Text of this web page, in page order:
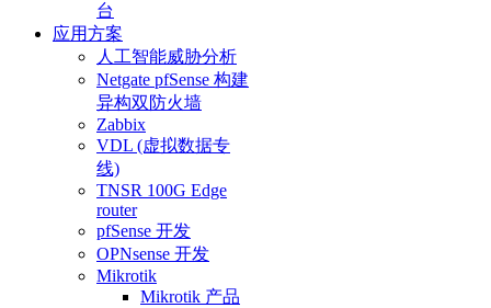
台
应用方案
人工智能威胁分析
Netgate pfSense 构建
异构双防火墙
Zabbix
VDL (虚拟数据专
线)
TNSR 100G Edge
router
pfSense 开发
OPNsense 开发
Mikrotik
Mikrotik 产品